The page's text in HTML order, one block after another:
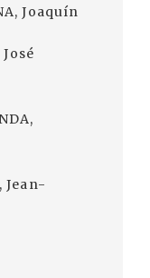
Joaquín
Jean-